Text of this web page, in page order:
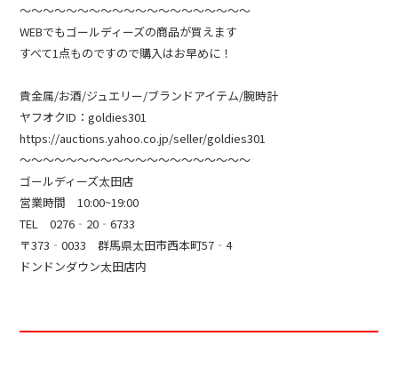
～～～～～～～～～～～～～～～～～～～～
WEBでもゴールディーズの商品が買えます
すべて1点ものですので購入はお早めに！
貴金属/お酒/ジュエリー/ブランドアイテム/腕時計
ヤフオクID：goldies301
https://auctions.yahoo.co.jp/seller/goldies301
～～～～～～～～～～～～～～～～～～～～
ゴールディーズ太田店
営業時間 10:00~19:00
TEL 0276‐20‐6733
〒373‐0033 群馬県太田市西本町57‐4
ドンドンダウン太田店内